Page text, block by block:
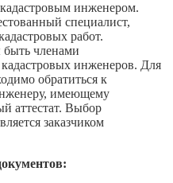
инженером.
специалист,
работ.
членами
инженеров. Для
обратиться к
имеющему
аттестат. Выбор
заказчиком